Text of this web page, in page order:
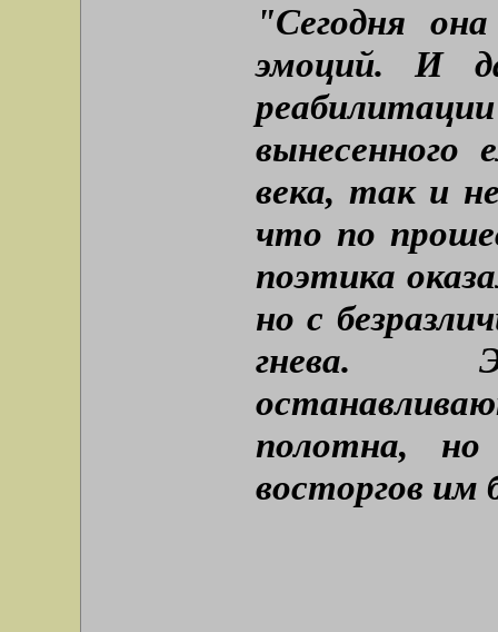
"Сегодня
эмоций. И
вынесенного
века, так и
что по
поэтика
но с
гнева.
полотна, но
восторгов им